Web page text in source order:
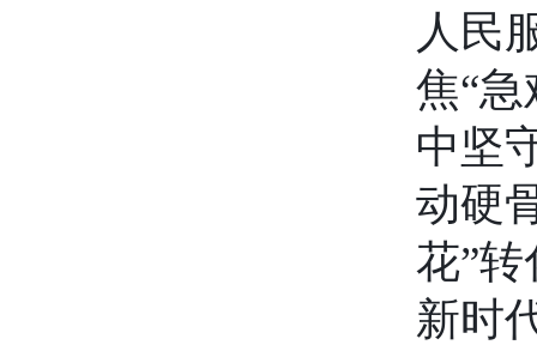
人民
焦“
中坚
动硬
花”
新时